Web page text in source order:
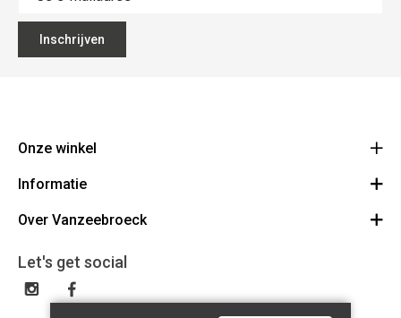
Inschrijven
Onze winkel
Vanzeebroeck Motors
1600 Sint-Pieters-Leeuw
023316022
BE0425198510
Informatie
Bestelling annuleren
Algemene voorwaarden
Disclaimer
Over Vanzeebroeck
Cadeaubon
Verzenden & Retourneren
Let's get social